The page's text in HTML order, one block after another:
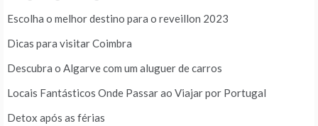
Escolha o melhor destino para o reveillon 2023
Dicas para visitar Coimbra
Descubra o Algarve com um aluguer de carros
Locais Fantásticos Onde Passar ao Viajar por Portugal
Detox após as férias